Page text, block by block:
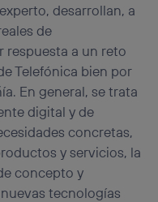
desarrollan, a
de
respuesta a un reto
Telefónica bien por
En general, se trata
digital y de
concretas,
y servicios, la
concepto y
tecnologías